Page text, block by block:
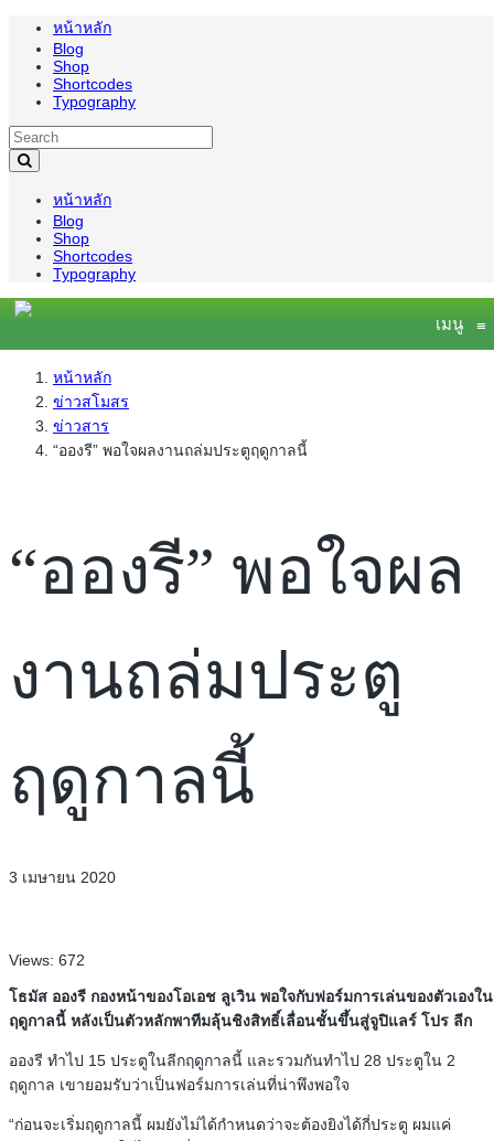
หน้าหลัก
Blog
Shop
Shortcodes
Typography
หน้าหลัก
Blog
Shop
Shortcodes
Typography
เมนู ≡
หน้าหลัก
ข่าวสโมสร
ข่าวสาร
“อองรี” พอใจผลงานถล่มประตูฤดูกาลนี้
“อองรี” พอใจผล
งานถล่มประตู
ฤดูกาลนี้
3 เมษายน 2020
Views: 672
โธมัส อองรี กองหน้าของโอเอช ลูเวิน พอใจกับฟอร์มการเล่นของตัวเองใน
ฤดูกาลนี้ หลังเป็นตัวหลักพาทีมลุ้นชิงสิทธิ์เลื่อนชั้นขึ้นสู่จูปิแลร์ โปร ลีก
อองรี ทำไป 15 ประตูในลีกฤดูกาลนี้ และรวมกันทำไป 28 ประตูใน 2
ฤดูกาล เขายอมรับว่าเป็นฟอร์มการเล่นที่น่าพึงพอใจ
“ก่อนจะเริ่มฤดูกาลนี้ ผมยังไม่ได้กำหนดว่าจะต้องยิงได้กี่ประตู ผมแค่